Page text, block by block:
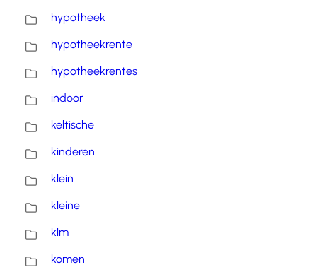
hypotheek
hypotheekrente
hypotheekrentes
indoor
keltische
kinderen
klein
kleine
klm
komen